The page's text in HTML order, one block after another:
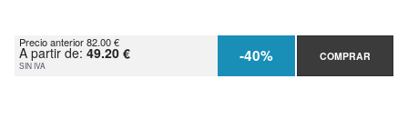
Precio anterior 82.00 €
A partir de: 49.20 €
SIN IVA -40% COMPRAR